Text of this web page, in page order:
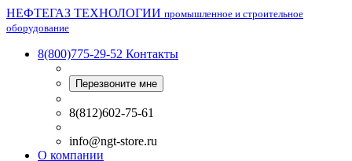
НЕФТЕГАЗ ТЕХНОЛОГИИ промышленное и строительное
оборудование
8(800)775-29-52 Контакты
Перезвоните мне
8(812)602-75-61
info@ngt-store.ru
О компании